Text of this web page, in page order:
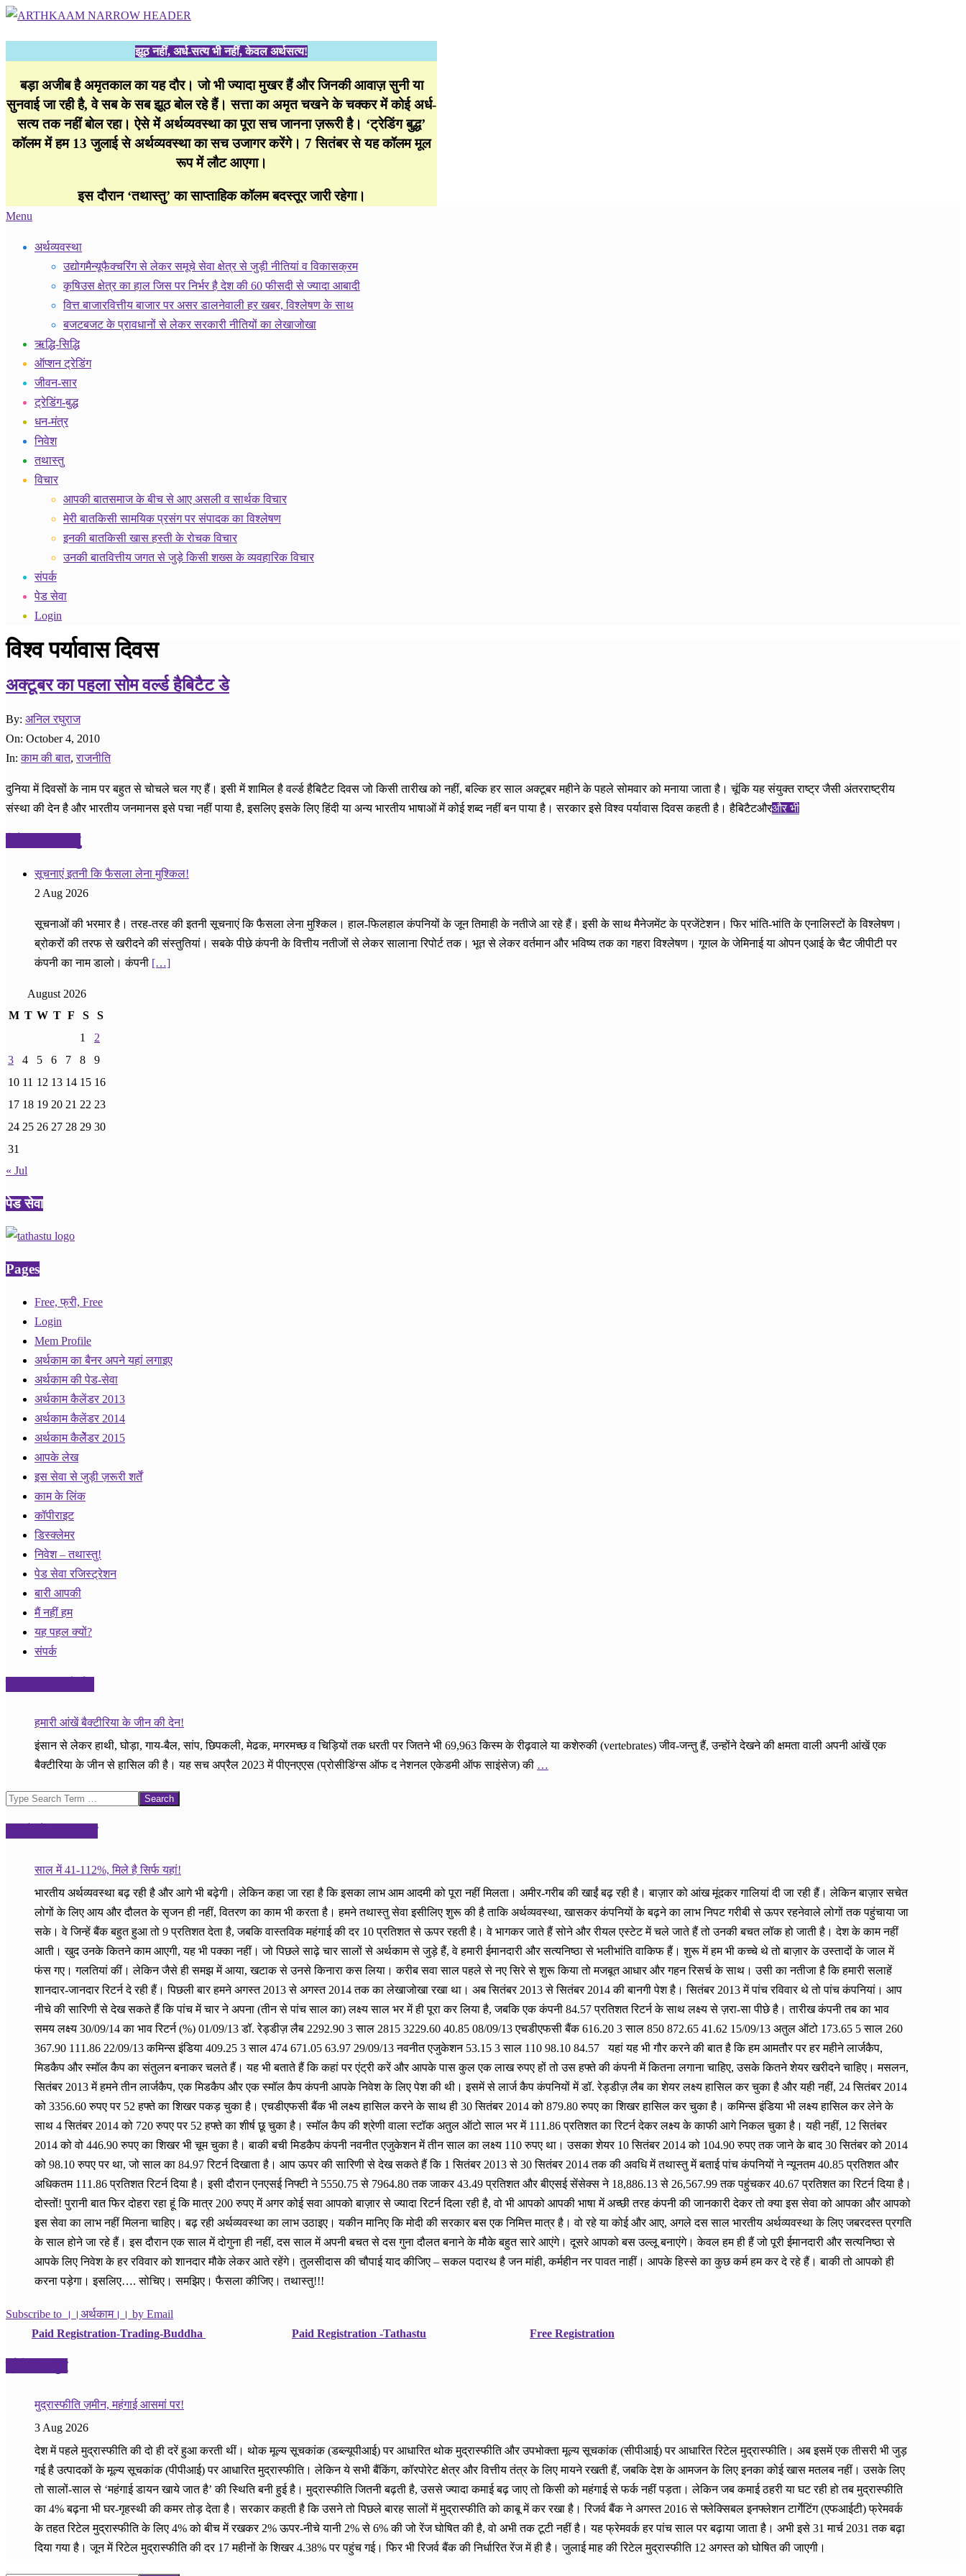
Skip
FINANCIALLY
CLEVER!
झूठ नहीं, अर्ध-सत्य भी नहीं, केवल अर्थसत्य!
बड़ा अजीब है अमृतकाल का यह दौर। जो भी ज्यादा मुखर हैं और जिनकी आवाज़ सुनी या
सुनवाई जा रही है, वे सब के सब झूठ बोल रहे हैं। सत्ता का अमृत चखने के चक्कर में कोई अर्ध-
सत्य तक नहीं बोल रहा। ऐसे में अर्थव्यवस्था का पूरा सच जानना ज़रूरी है। ‘ट्रेडिंग बुद्ध’
कॉलम में हम 13 जुलाई से अर्थव्यवस्था का सच उजागर करेंगे। 7 सितंबर से यह कॉलम मूल
रूप में लौट आएगा।
इस दौरान ‘तथास्तु’ का साप्ताहिक कॉलम बदस्तूर जारी रहेगा।
Secondary
Menu
अर्थव्यवस्था
उद्योगमैन्यूफैक्चरिंग से लेकर समूचे सेवा क्षेत्र से जुड़ी नीतियां व विकासक्रम
कृषिउस क्षेत्र का हाल जिस पर निर्भर है देश की 60 फीसदी से ज्यादा आबादी
वित्त बाजारवित्तीय बाजार पर असर डालनेवाली हर खबर, विश्लेषण के साथ
बजटबजट के प्रावधानों से लेकर सरकारी नीतियों का लेखाजोखा
ऋद्धि-सिद्धि
ऑप्शन ट्रेडिंग
जीवन-सार
ट्रेडिंग-बुद्ध
धन-मंत्र
निवेश
तथास्तु
विचार
आपकी बातसमाज के बीच से आए असली व सार्थक विचार
मेरी बातकिसी सामयिक प्रसंग पर संपादक का विश्लेषण
इनकी बातकिसी खास हस्ती के रोचक विचार
उनकी बातवित्तीय जगत से जुड़े किसी शख्स के व्यवहारिक विचार
संपर्क
पेड सेवा
Login
विश्व पर्यावास दिवस
अक्टूबर का पहला सोम वर्ल्ड हैबिटैट डे
2010-
10-
04
By: अनिल रघुराज
On: October 4, 2010
In: काम की बात,राजनीति
दुनिया में दिवसों के नाम पर बहुत से चोचले चल गए हैं। इसी में शामिल है वर्ल्ड हैबिटैट दिवस जो किसी तारीख को नहीं, बल्कि हर साल अक्टूबर महीने के पहले सोमवार को मनाया जाता है। चूंकि यह संयुक्त राष्ट्र जैसी अंतरराष्ट्रीय
संस्था की देन है और भारतीय जनमानस इसे पचा नहीं पाया है, इसलिए इसके लिए हिंदी या अन्य भारतीय भाषाओं में कोई शब्द नहीं बन पाया है। सरकार इसे विश्व पर्यावास दिवस कहती है। हैबिटैटऔरऔर भी
सूचनाएं इतनी कि फैसला लेना मुश्किल!
2 Aug 2026
सूचनाओं की भरमार है। तरह-तरह की इतनी सूचनाएं कि फैसला लेना मुश्किल। हाल-फिलहाल कंपनियों के जून तिमाही के नतीजे आ रहे हैं। इसी के साथ मैनेजमेंट के प्रजेंटेशन। फिर भांति-भांति के एनालिस्टों के विश्लेषण।
ब्रोकरों की तरफ से खरीदने की संस्तुतियां। सबके पीछे कंपनी के वित्तीय नतीजों से लेकर सालाना रिपोर्ट तक। भूत से लेकर वर्तमान और भविष्य तक का गहरा विश्लेषण। गूगल के जेमिनाई या ओपन एआई के चैट जीपीटी पर
कंपनी का नाम डालो। कंपनी […]
August 2026
M T W T F S
S
1
2
3
4 5 6 7 8
9
10 11 12 13 14 15 16
17 18 19 20 21 22 23
24 25 26 27 28 29 30
31
« Jul
पेड सेवा
Pages
Free, फ्री, Free
Login
Mem Profile
अर्थकाम का बैनर अपने यहां लगाइए
अर्थकाम की पेड-सेवा
अर्थकाम कैलेंडर 2013
अर्थकाम कैलेंडर 2014
अर्थकाम कैलेेंडर 2015
आपके लेख
इस सेवा से जुड़ी ज़रूरी शर्तें
काम के लिंक
कॉपीराइट
डिस्क्लेमर
निवेश – तथास्तु!
पेड सेवा रजिस्ट्रेशन
बारी आपकी
मैं नहीं हम
यह पहल क्यों?
संपर्क
हमारी आंखें बैक्टीरिया के जीन की देन!
इंसान से लेकर हाथी, घोड़ा, गाय-बैल, सांप, छिपकली, मेढक, मगरमच्छ व चिड़ियों तक धरती पर जितने भी 69,963 किस्म के रीढ़वाले या कशेरुकी (vertebrates) जीव-जन्तु हैं, उन्होंने देखने की क्षमता वाली अपनी आंखें एक
बैक्टीरिया के जीन से हासिल की है। यह सच अप्रैल 2023 में पीएनएएस (प्रोसीडिंग्स ऑफ द नेशनल एकेडमी ऑफ साइंसेज) की …
Search
साल में 41-112%, मिले है सिर्फ यहां!
भारतीय अर्थव्यवस्था बढ़ रही है और आगे भी बढ़ेगी। लेकिन कहा जा रहा है कि इसका लाभ आम आदमी को पूरा नहीं मिलता। अमीर-गरीब की खाईं बढ़ रही है। बाज़ार को आंख मूंदकर गालियां दी जा रही हैं। लेकिन बाज़ार सचेत
लोगों के लिए आय और दौलत के सृजन ही नहीं, वितरण का काम भी करता है। हमने तथास्तु सेवा इसीलिए शुरू की है ताकि अर्थव्यवस्था, खासकर कंपनियों के बढ़ने का लाभ निपट गरीबी से ऊपर रहनेवाले लोगों तक पहुंचाया जा
सके। वे जिन्हें बैंक बहुत हुआ तो 9 प्रतिशत देता है, जबकि वास्तविक महंगाई की दर 10 प्रतिशत से ऊपर रहती है। वे भागकर जाते हैं सोने और रीयल एस्टेट में चले जाते हैं तो उनकी बचत लॉक हो जाती है। देश के काम नहीं
आती। खुद उनके कितने काम आएगी, यह भी पक्का नहीं। जो पिछले साढ़े चार सालों से अर्थकाम से जुड़े हैं, वे हमारी ईमानदारी और सत्यनिष्ठा से भलीभांति वाकिफ हैं। शुरू में हम भी कच्चे थे तो बाज़ार के उस्तादों के जाल में
फंस गए। गलतियां कीं। लेकिन जैसे ही समझ में आया, खटाक से उनसे किनारा कस लिया। करीब सवा साल पहले से नए सिरे से शुरू किया तो मजबूत आधार और गहन रिसर्च के साथ। उसी का नतीजा है कि हमारी सलाहें
शानदार-जानदार रिटर्न दे रही हैं। पिछली बार हमने अगस्त 2013 से अगस्त 2014 तक का लेखाजोखा रखा था। अब सितंबर 2013 से सितंबर 2014 की बानगी पेश है। सितंबर 2013 में पांच रविवार थे तो पांच कंपनियां। आप
नीचे की सारिणी से देख सकते हैं कि पांच में चार ने अपना (तीन से पांच साल का) लक्ष्य साल भर में ही पूरा कर लिया है, जबकि एक कंपनी 84.57 प्रतिशत रिटर्न के साथ लक्ष्य से ज़रा-सा पीछे है। तारीख कंपनी तब का भाव
समय लक्ष्य 30/09/14 का भाव रिटर्न (%) 01/09/13 डॉ. रेड्डीज़ लैब 2292.90 3 साल 2815 3229.60 40.85 08/09/13 एचडीएफसी बैंक 616.20 3 साल 850 872.65 41.62 15/09/13 अतुल ऑटो 173.65 5 साल 260
367.90 111.86 22/09/13 कमिन्स इंडिया 409.25 3 साल 474 671.05 63.97 29/09/13 नवनीत एजुकेशन 53.15 3 साल 110 98.10 84.57 यहां यह भी गौर करने की बात है कि हम आमतौर पर हर महीने लार्जकैप,
मिडकैप और स्मॉल कैप का संतुलन बनाकर चलते हैं। यह भी बताते हैं कि कहां पर एंट्री करें और आपके पास कुल एक लाख रुपए हों तो उस हफ्ते की कंपनी में कितना लगाना चाहिए, उसके कितने शेयर खरीदने चाहिए। मसलन,
सितंबर 2013 में हमने तीन लार्जकैप, एक मिडकैप और एक स्मॉल कैप कंपनी आपके निवेश के लिए पेश की थी। इसमें से लार्ज कैप कंपनियों में डॉ. रेड्डीज़ लैब का शेयर लक्ष्य हासिल कर चुका है और यही नहीं, 24 सितंबर 2014
को 3356.60 रुपए पर 52 हफ्ते का शिखर पकड़ चुका है। एचडीएफसी बैंक भी लक्ष्य हासिल करने के साथ ही 30 सितंबर 2014 को 879.80 रुपए का शिखर हासिल कर चुका है। कमिन्स इंडिया भी लक्ष्य हासिल कर लेने के
साथ 4 सितंबर 2014 को 720 रुपए पर 52 हफ्ते का शीर्ष छू चुका है। स्मॉल कैप की श्रेणी वाला स्टॉक अतुल ऑटो साल भर में 111.86 प्रतिशत का रिटर्न देकर लक्ष्य के काफी आगे निकल चुका है। यही नहीं, 12 सितंबर
2014 को वो 446.90 रुपए का शिखर भी चूम चुका है। बाकी बची मिडकैप कंपनी नवनीत एजुकेशन में तीन साल का लक्ष्य 110 रुपए था। उसका शेयर 10 सितंबर 2014 को 104.90 रुपए तक जाने के बाद 30 सितंबर को 2014
को 98.10 रुपए पर था, जो साल का 84.97 रिटर्न दिखाता है। आप ऊपर की सारिणी से देख सकते हैं कि 1 सितंबर 2013 से 30 सितंबर 2014 तक की अवधि में तथास्तु में बताई पांच कंपनियों ने न्यूनतम 40.85 प्रतिशत और
अधिकतम 111.86 प्रतिशत रिटर्न दिया है। इसी दौरान एनएसई निफ्टी ने 5550.75 से 7964.80 तक जाकर 43.49 प्रतिशत और बीएसई सेंसेक्स ने 18,886.13 से 26,567.99 तक पहुंचकर 40.67 प्रतिशत का रिटर्न दिया है।
दोस्तों! पुरानी बात फिर दोहरा रहा हूं कि मात्र 200 रुपए में अगर कोई सवा आपको बाज़ार से ज्यादा रिटर्न दिला रही है, वो भी आपको आपकी भाषा में अच्छी तरह कंपनी की जानकारी देकर तो क्या इस सेवा को आपका और आपको
इस सेवा का लाभ नहीं मिलना चाहिए। बढ़ रही अर्थव्यवस्था का लाभ उठाइए। यकीन मानिए कि मोदी की सरकार बस एक निमित्त मात्र है। वो रहे या कोई और आए, अगले दस साल भारतीय अर्थव्यवस्था के लिए जबरदस्त प्रगति
के साल होने जा रहे हैं। इस दौरान एक साल में दोगुना ही नहीं, दस साल में अपनी बचत से दस गुना दौलत बनाने के मौके बहुत सारे आएंगे। दूसरे आपको बस उल्लू बनाएंगे। केवल हम ही हैं जो पूरी ईमानदारी और सत्यनिष्ठा से
आपके लिए निवेश के हर रविवार को शानदार मौके लेकर आते रहेंगे। तुलसीदास की चौपाई याद कीजिए – सकल पदारथ है जन मांही, कर्महीन नर पावत नाहीं। आपके हिस्से का कुछ कर्म हम कर दे रहे हैं। बाकी तो आपको ही
करना पड़ेगा। इसलिए…. सोचिए। समझिए। फैसला कीजिए। तथास्तु!!!
Subscribe to ।।अर्थकाम।। by Email
Paid Registration-Trading-Buddha
Paid Registration -Tathastu Free Registration
मुद्रास्फीति ज़मीन, महंगाई आसमां पर!
3 Aug 2026
देश में पहले मुद्रास्फीति की दो ही दरें हुआ करती थीं। थोक मूल्य सूचकांक (डब्ल्यूपीआई) पर आधारित थोक मुद्रास्फीति और उपभोक्ता मूल्य सूचकांक (सीपीआई) पर आधारित रिटेल मुद्रास्फीति। अब इसमें एक तीसरी भी जुड़
गई है उत्पादकों के मूल्य सूचकांक (पीपीआई) पर आधारित मुद्रास्फीति। लेकिन ये सभी बैंकिंग, कॉरपोरेट क्षेत्र और वित्तीय तंत्र के लिए मायने रखती हैं, जबकि देश के आमजन के लिए इनका कोई खास मतलब नहीं। उसके लिए
तो सालों-साल से ‘महंगाई डायन खाये जात है’ की स्थिति बनी हुई है। मुद्रास्फीति जितनी बढ़ती है, उससे ज्यादा कमाई बढ़ जाए तो किसी को महंगाई से फर्क नहीं पड़ता। लेकिन जब कमाई ठहरी या घट रही हो तब मुद्रास्फीति
का 4% बढ़ना भी घर-गृहस्थी की कमर तोड़ देता है। सरकार कहती है कि उसने तो पिछले बारह सालों में मुद्रास्फीति को काबू में कर रखा है। रिजर्व बैंक ने अगस्त 2016 से फ्लेक्सिबल इनफ्लेशन टार्गेटिंग (एफआईटी) फ्रेमवर्क
के तहत रिटेल मुद्रास्फीति के लिए 4% को बीच में रखकर 2% ऊपर-नीचे यानी 2% से 6% की जो रेंज घोषित की है, वो अभी तक टूटी नहीं है। यह फ्रेमवर्क हर पांच साल पर बढ़ाया जाता है। अभी इसे 31 मार्च 2031 तक बढ़ा
दिया गया है। जून में रिटेल मुद्रास्फीति की दर 17 महीनों के शिखर 4.38% पर पहुंच गई। फिर भी रिजर्व बैंक की निर्धारित रेंज में ही है। जुलाई माह की रिटेल मुद्रास्फीति 12 अगस्त को घोषित की जाएगी।